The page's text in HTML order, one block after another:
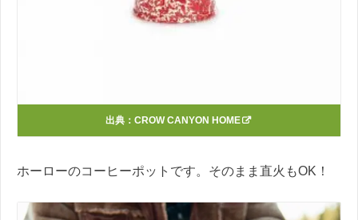
出典： CROW CANYON HOME
ホーローのコーヒーポットです。そのまま直火もOK！